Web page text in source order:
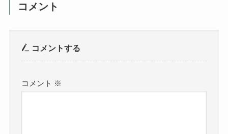
コメント
コメントする
コメント ※